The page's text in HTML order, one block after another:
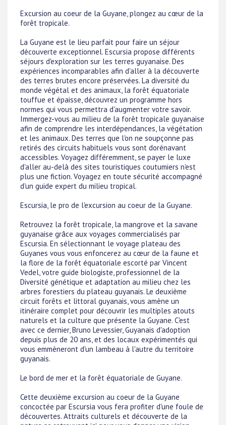
Excursion au coeur de la Guyane, plongez au cœur de la
forêt tropicale.
La Guyane est le lieu parfait pour faire un séjour
découverte exceptionnel. Escursia propose différents
séjours d'exploration sur les terres guyanaise. Des
expériences incomparables afin d'aller à la découverte
des terres brutes encore préservées. La diversité du
monde végétal et des animaux, la forêt équatoriale
touffue et épaisse, découvrez un programme hors
normes qui vous permettra d'augmenter votre savoir.
Immergez-vous au milieu de la forêt tropicale guyanaise
afin de comprendre les interdépendances, la végétation
et les animaux. Des terres que l'on ne soupçonne pas
retirés des circuits habituels vous sont dorénavant
accessibles. Voyagez différemment, se payer le luxe
d'aller au-delà des sites touristiques coutumiers n'est
plus une fiction. Voyagez en toute sécurité accompagné
d'un guide expert du milieu tropical.
Escursia, le pro de l'excursion au coeur de la Guyane.
Retrouvez la forêt tropicale, la mangrove et la savane
guyanaise grâce aux voyages commercialisés par
Escursia. En sélectionnant le voyage plateau des
Guyanes vous vous enfoncerez au cœur de la faune et
la flore de la forêt équatoriale escorté par Vincent
Vedel, votre guide biologiste, professionnel de la
Diversité génétique et adaptation au milieu chez les
arbres forestiers du plateau guyanais. Le deuxième
circuit forêts et littoral guyanais, vous amène un
itinéraire complet pour découvrir les multiples atouts
naturels et la culture que présente la Guyane. C'est
avec ce dernier, Bruno Levessier, Guyanais d'adoption
depuis plus de 20 ans, et des locaux expérimentés qui
vous emmèneront d'un lambeau à l'autre du territoire
guyanais.
Le bord de mer et la forêt équatoriale de Guyane.
Cette deuxième excursion au coeur de la Guyane
concoctée par Escursia vous fera profiter d'une foule de
découvertes. Attraits culturels et découverte de la